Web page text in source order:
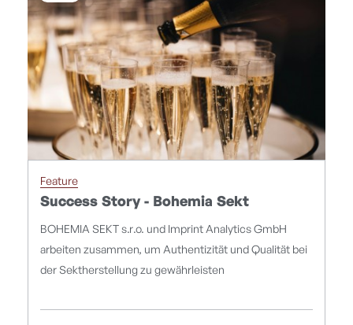
Feature
Success Story - Bohemia Sekt
BOHEMIA SEKT s.r.o. und Imprint Analytics GmbH
arbeiten zusammen, um Authentizität und Qualität bei
der Sektherstellung zu gewährleisten